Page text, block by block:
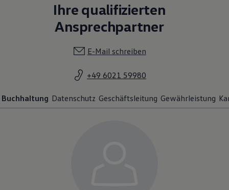
Ihre qualifizierten
Ansprechpartner
E-Mail schreiben
+49 6021 59980
Buchhaltung Datenschutz Geschäftsleitung Gewährleistung